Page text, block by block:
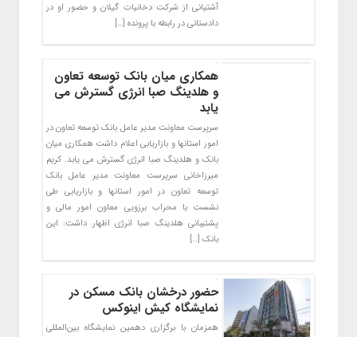
آشتیانی از شرکت دخانیات گیلان و حضور او در
دادستانی در رابطه با پرونده […]
همکاری میان بانک توسعه تعاون
و هلدینگ صبا انرژی گسترش می
یابد
سرپرست معاونت مدیر عامل بانک توسعه تعاون در
امور استانها و بازاریابی اعلام داشت همکاری میان
بانک و هلدینگ صبا انرژی گسترش می یابد. کریم
میرزاخانی سرپرست معاونت مدیر عامل بانک
توسعه تعاون در امور استانها و بازاریابی طی
نشست با محراب برزویی معاون امور مالی و
پشتیبانی هلدینگ صبا انرژی اظهار داشت: این
بانک […]
حضور درخشان بانک مسکن در
نمایشگاه کیش‌ اینوکس
همزمان با برگزاری دهمین نمایشگاه بین‌المللی